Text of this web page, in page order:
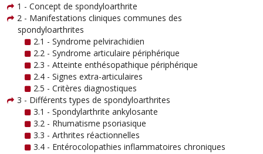
1 - Concept de spondyloarthrite
2 - Manifestations cliniques communes des
spondyloarthrites
2.1 - Syndrome pelvirachidien
2.2 - Syndrome articulaire périphérique
2.3 - Atteinte enthésopathique périphérique
2.4 - Signes extra-articulaires
2.5 - Critères diagnostiques
3 - Différents types de spondyloarthrites
3.1 - Spondylarthrite ankylosante
3.2 - Rhumatisme psoriasique
3.3 - Arthrites réactionnelles
3.4 - Entérocolopathies inflammatoires chroniques